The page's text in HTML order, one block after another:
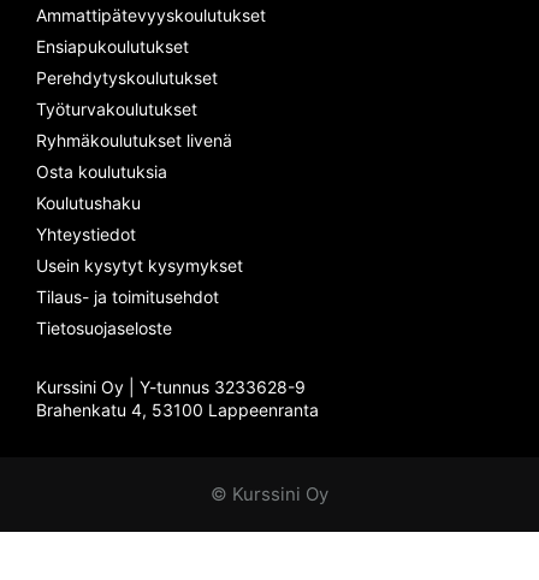
Ammattipätevyyskoulutukset
Ensiapukoulutukset
Perehdytyskoulutukset
Työturvakoulutukset
Ryhmäkoulutukset livenä
Osta koulutuksia
Koulutushaku
Yhteystiedot
Usein kysytyt kysymykset
Tilaus- ja toimitusehdot
Tietosuojaseloste
Kurssini Oy | Y-tunnus 3233628-9
Brahenkatu 4, 53100 Lappeenranta
© Kurssini Oyllms.txt